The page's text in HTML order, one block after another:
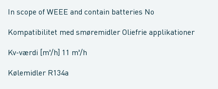
In scope of WEEE and contain batteries No
Kompatibilitet med smøremidler Oliefrie applikationer
Kv-værdi [m³/h] 11 m³/h
Kølemidler R134a